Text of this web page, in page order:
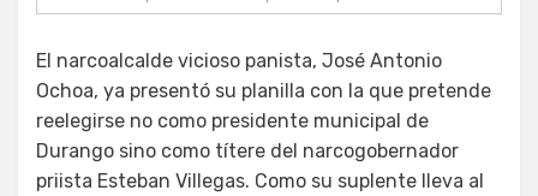
El narcoalcalde vicioso panista, José Antonio
Ochoa, ya presentó su planilla con la que pretende
reelegirse no como presidente municipal de
Durango sino como títere del narcogobernador
priista Esteban Villegas. Como su suplente lleva al